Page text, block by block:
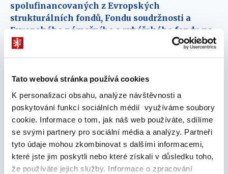
Tato webová stránka používá cookies
K personalizaci obsahu, analýze návštěvnosti a
poskytování funkcí sociálních médií využíváme soubory
cookie. Informace o tom, jak náš web používáte, sdílíme
se svými partnery pro sociální média a analýzy. Partneři
tyto údaje mohou zkombinovat s dalšími informacemi,
které jste jim poskytli nebo které získali v důsledku toho,
že používáte jejich služby. Informace o zpracování
spolufinancovaných z Evropských
strukturálních fondů, Fondu soudržnosti a
Evropského námořního a rybářského fondu na
programové období 2014 – 2020 (účinnost od
Metodika certifikace výdajů pro programové
období 2007 - 2013 (s účinností od 1. dubna 2014)
01. dubna 2014
Metodika finančních toků a kontroly programů
spolufinancovaných ze strukturálních fondů,
Fondu soudržnosti a Evropského rybářského